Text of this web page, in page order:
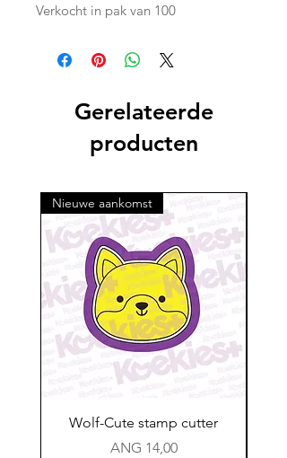
Verkocht in pak van 100
Gerelateerde
producten
Nieuwe aankomst
Wolf-Cute stamp cutter
Prijs
ANG 14,00